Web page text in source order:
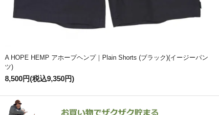
A HOPE HEMP アホープヘンプ｜Plain Shorts (ブラック)(イージーパン
ツ)
8,500円(税込9,350円)